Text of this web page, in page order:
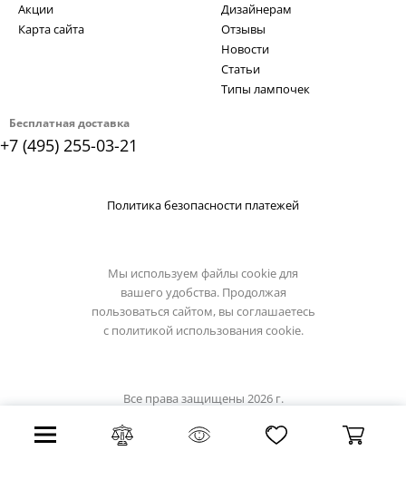
Бесплатная доставка
+7 (495) 255-03-21
Акции
Карта сайта
Дизайнерам
Отзывы
Новости
Статьи
Типы лампочек
Политика безопасности платежей
Мы используем файлы cookie для
вашего удобства. Продолжая
пользоваться сайтом, вы соглашаетесь
с политикой использования cookie.
Все права защищены 2026 г.